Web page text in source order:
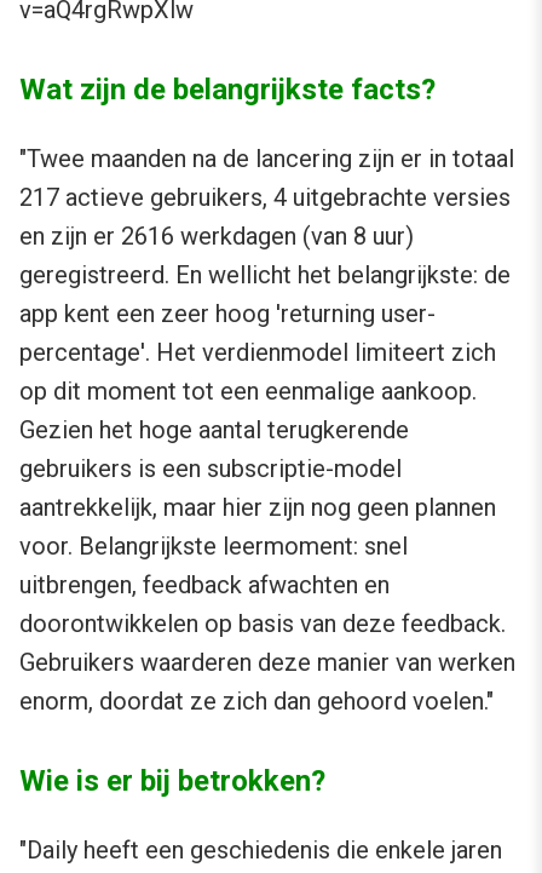
v=aQ4rgRwpXlw
Wat zijn de belangrijkste facts?
"Twee maanden na de lancering zijn er in totaal
217 actieve gebruikers, 4 uitgebrachte versies
en zijn er 2616 werkdagen (van 8 uur)
geregistreerd. En wellicht het belangrijkste: de
app kent een zeer hoog 'returning user-
percentage'. Het verdienmodel limiteert zich
op dit moment tot een eenmalige aankoop.
Gezien het hoge aantal terugkerende
gebruikers is een subscriptie-model
aantrekkelijk, maar hier zijn nog geen plannen
voor. Belangrijkste leermoment: snel
uitbrengen, feedback afwachten en
doorontwikkelen op basis van deze feedback.
Gebruikers waarderen deze manier van werken
enorm, doordat ze zich dan gehoord voelen."
Wie is er bij betrokken?
"Daily heeft een geschiedenis die enkele jaren